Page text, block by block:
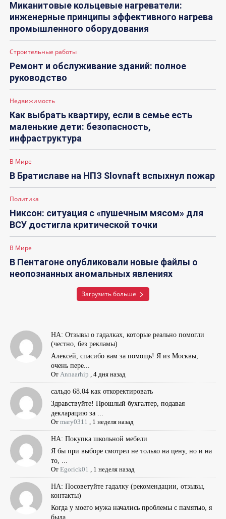
Миканитовые кольцевые нагреватели:
инженерные принципы эффективного нагрева
промышленного оборудования
Строительные работы
Ремонт и обслуживание зданий: полное
руководство
Недвижимость
Как выбрать квартиру, если в семье есть
маленькие дети: безопасность,
инфраструктура
В Мире
В Братиславе на НПЗ Slovnaft вспыхнул пожар
Политика
Никсон: ситуация с «пушечным мясом» для
ВСУ достигла критической точки
В Мире
В Пентагоне опубликовали новые файлы о
неопознанных аномальных явлениях
Загрузить больше
НА: Отзывы о гадалках, которые реально помогли
(честно, без рекламы)
Алексей, спасибо вам за помощь! Я из Москвы,
очень пере...
От Annaarhip ,4 дня назад
сальдо 68.04 как откоректировать
Здравствуйте! Прошлый бухгалтер, подавая
декларацию за ...
Отmary0311 1 неделя назад
НА: Покупка школьной мебели
Я бы при выборе смотрел не только на цену, но и на
то, ...
ОтEgorick01 1 неделя назад
НА: Посоветуйте гадалку (рекомендации, отзывы,
контакты)
Когда у моего мужа начались проблемы с памятью, я
была ...